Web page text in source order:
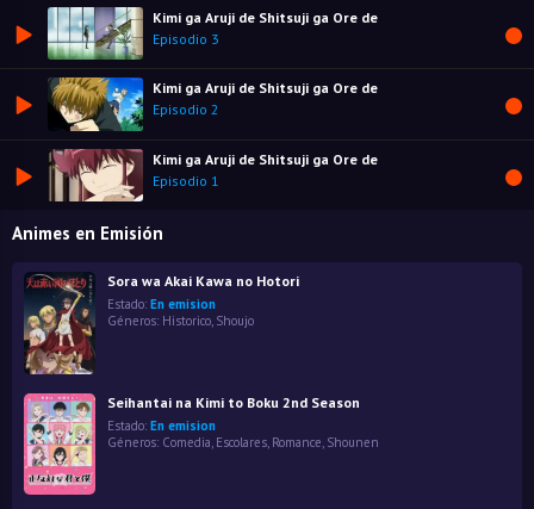
Kimi ga Aruji de Shitsuji ga Ore de
Episodio 3
Kimi ga Aruji de Shitsuji ga Ore de
Episodio 2
Kimi ga Aruji de Shitsuji ga Ore de
Episodio 1
Animes en Emisión
Sora wa Akai Kawa no Hotori
Estado: En emision
Géneros: Historico, Shoujo
Seihantai na Kimi to Boku 2nd Season
Estado: En emision
Géneros: Comedia Escolares Romance Shounen